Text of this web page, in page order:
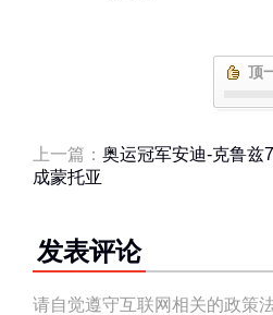
顶
上一篇： 奥运冠军安迪-克鲁兹
成蒙托亚
发表评论
请自觉遵守互联网相关的政策